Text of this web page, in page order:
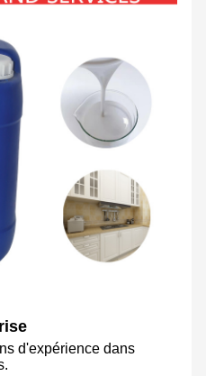
d'expérience dans